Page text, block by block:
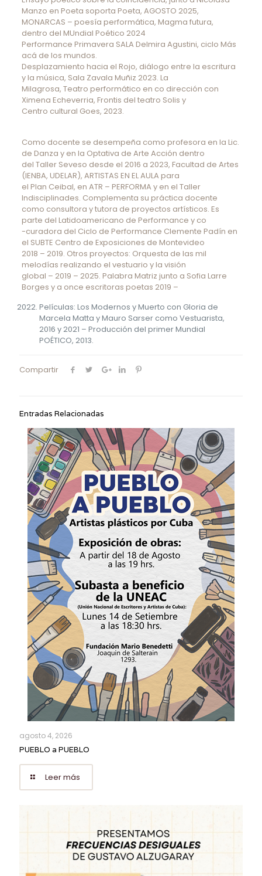
Manzo en Poeta soporta Poeta, AGOSTO 2025,
MONARCAS – poesía performática, Magma futura,
dentro del MUndial Poético 2024
Performance Primavera SALA Delmira Agustini, ciclo Más
acá de los mundos.
Desplazamiento hacia el Rojo, diálogo entre la escritura
y la música, Sala Zavala Muñiz 2023. La
Milagrosa, Teatro performático en co dirección con
Ximena Echeverria, Frontis del teatro Solis y
Centro cultural Goes, 2023.
Como docente se desempeña como profesora en la Lic.
de Danza y en la Optativa de Arte Acción dentro
del Taller Seveso desde el 2016 a 2023, Facultad de Artes
(IENBA, UDELAR), ARTISTAS EN EL AULA para
el Plan Ceibal, en ATR – PERFORMA y en el Taller
Indisciplinades. Complementa su práctica docente
como consultora y tutora de proyectos artísticos. Es
parte del Latidoamericano de Performance y co
-curadora del Ciclo de Performance Clemente Padín en
el SUBTE Centro de Exposiciones de Montevideo
2018 – 2019. Otros proyectos: Orquesta de las mil
melodías realizando el vestuario y la visión
global – 2019 – 2025. Palabra Matriz junto a Sofia Larre
Borges y a once escritoras poetas 2019 –
Películas: Los Modernos y Muerto con Gloria de
Marcela Matta y Mauro Sarser como Vestuarista,
2016 y 2021 – Producción del primer Mundial
POÉTICO, 2013.
Compartir
Entradas Relacionadas
agosto 4, 2026
PUEBLO a PUEBLO
Leer más